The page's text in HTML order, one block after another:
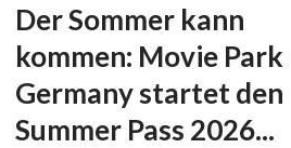
Der Sommer kann
kommen: Movie Park
Germany startet den
Summer Pass 2026...